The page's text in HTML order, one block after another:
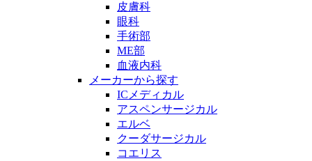
皮膚科
眼科
手術部
ME部
血液内科
メーカーから探す
ICメディカル
アスペンサージカル
エルベ
クーダサージカル
コエリス